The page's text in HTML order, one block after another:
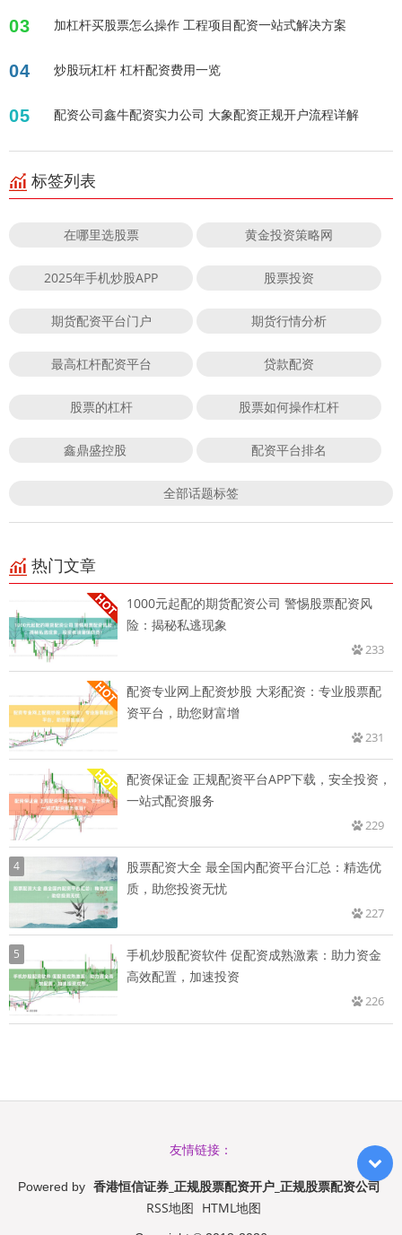
03 加杠杆买股票怎么操作 工程项目配资一站式解决方案
04 炒股玩杠杆 杠杆配资费用一览
05 配资公司鑫牛配资实力公司 大象配资正规开户流程详解
标签列表
在哪里选股票 黄金投资策略网
2025年手机炒股APP 股票投资
期货配资平台门户 期货行情分析
最高杠杆配资平台 贷款配资
股票的杠杆 股票如何操作杠杆
鑫鼎盛控股 配资平台排名
全部话题标签
热门文章
1000元起配的期货配资公司 警惕股票配资风
险：揭秘私逃现象
233
配资专业网上配资炒股 大彩配资：专业股票配
资平台，助您财富增
231
配资保证金 正规配资平台APP下载，安全投资，
一站式配资服务
229
4
股票配资大全 最全国内配资平台汇总：精选优
质，助您投资无忧
227
5
手机炒股配资软件 促配资成熟激素：助力资金
高效配置，加速投资
226
友情链接：
Powered by 香港恒信证券_正规股票配资开户_正规股票配资公司
RSS地图 HTML地图